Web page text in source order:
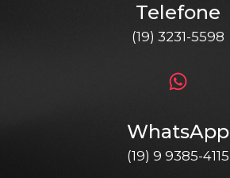
Telefone
(19) 3231-5598
WhatsApp
(19) 9 9385-4115